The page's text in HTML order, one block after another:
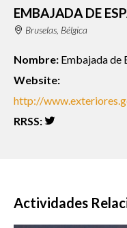
EMBAJADA DE
Bruselas, Bélgica
Nombre: Embajada de
Website:
http://
RRSS:
Actividades